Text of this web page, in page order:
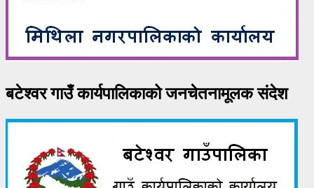
बटेश्वर गाउँ कार्यपालिकाको जनचेतनामूलक संदेश